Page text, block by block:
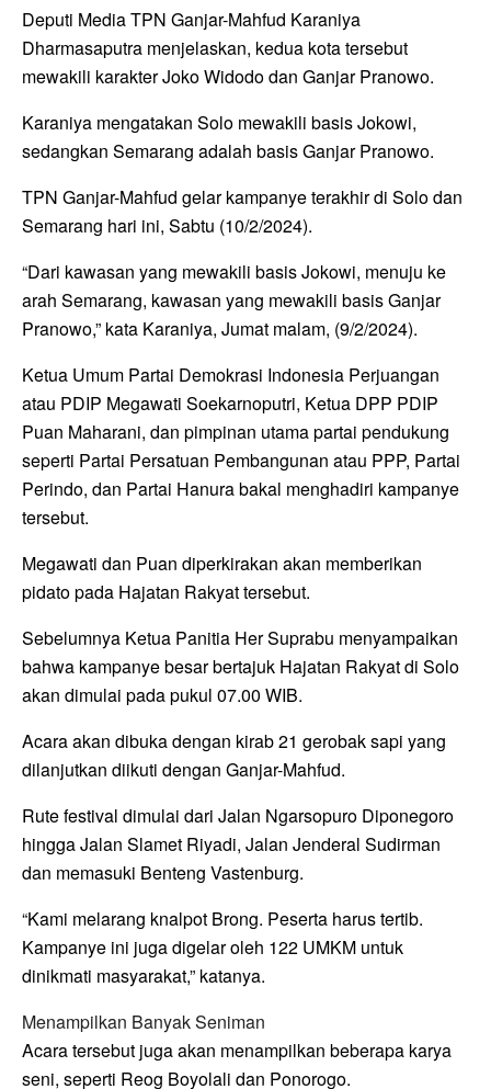
Deputi Media TPN Ganjar-Mahfud Karaniya
Dharmasaputra menjelaskan, kedua kota tersebut
mewakili karakter Joko Widodo dan Ganjar Pranowo.
Karaniya mengatakan Solo mewakili basis Jokowi,
sedangkan Semarang adalah basis Ganjar Pranowo.
TPN Ganjar-Mahfud gelar kampanye terakhir di Solo dan
Semarang hari ini, Sabtu (10/2/2024).
“Dari kawasan yang mewakili basis Jokowi, menuju ke
arah Semarang, kawasan yang mewakili basis Ganjar
Pranowo,” kata Karaniya, Jumat malam, (9/2/2024).
Ketua Umum Partai Demokrasi Indonesia Perjuangan
atau PDIP Megawati Soekarnoputri, Ketua DPP PDIP
Puan Maharani, dan pimpinan utama partai pendukung
seperti Partai Persatuan Pembangunan atau PPP, Partai
Perindo, dan Partai Hanura bakal menghadiri kampanye
tersebut.
Megawati dan Puan diperkirakan akan memberikan
pidato pada Hajatan Rakyat tersebut.
Sebelumnya Ketua Panitia Her Suprabu menyampaikan
bahwa kampanye besar bertajuk Hajatan Rakyat di Solo
akan dimulai pada pukul 07.00 WIB.
Acara akan dibuka dengan kirab 21 gerobak sapi yang
dilanjutkan diikuti dengan Ganjar-Mahfud.
Rute festival dimulai dari Jalan Ngarsopuro Diponegoro
hingga Jalan Slamet Riyadi, Jalan Jenderal Sudirman
dan memasuki Benteng Vastenburg.
“Kami melarang knalpot Brong. Peserta harus tertib.
Kampanye ini juga digelar oleh 122 UMKM untuk
dinikmati masyarakat,” katanya.
Menampilkan Banyak Seniman
Acara tersebut juga akan menampilkan beberapa karya
seni, seperti Reog Boyolali dan Ponorogo.